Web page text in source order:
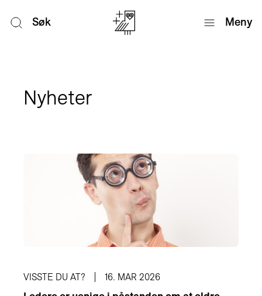
Søk Meny
Nyheter
VISSTE DU AT? 16. MAR 2026